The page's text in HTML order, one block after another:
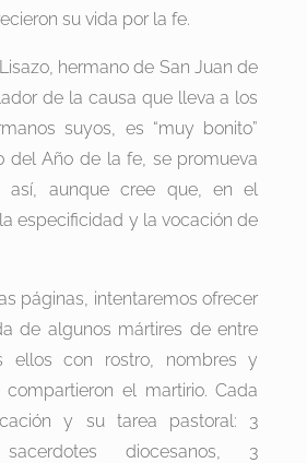
su vida por la fe.
hermano de San Juan de
de la causa que lleva a los
suyos, es “muy bonito”
del Año de la fe, se promueva
así, aunque cree que, en el
especificidad y la vocación de
páginas, intentaremos ofrecer
de algunos mártires de entre
ellos con rostro, nombres y
el martirio. Cada
y su tarea pastoral: 3
diocesanos, 3